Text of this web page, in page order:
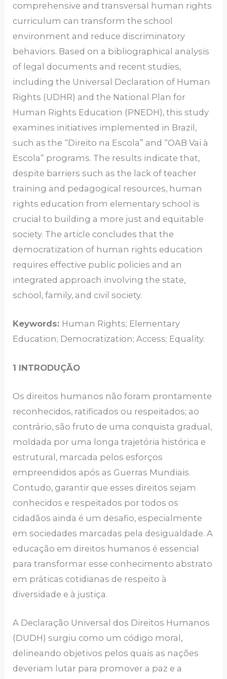
comprehensive and transversal human rights
curriculum can transform the school
environment and reduce discriminatory
behaviors. Based on a bibliographical analysis
of legal documents and recent studies,
including the Universal Declaration of Human
Rights (UDHR) and the National Plan for
Human Rights Education (PNEDH), this study
examines initiatives implemented in Brazil,
such as the “Direito na Escola” and “OAB Vai à
Escola” programs. The results indicate that,
despite barriers such as the lack of teacher
training and pedagogical resources, human
rights education from elementary school is
crucial to building a more just and equitable
society. The article concludes that the
democratization of human rights education
requires effective public policies and an
integrated approach involving the state,
school, family, and civil society.
Keywords: Human Rights; Elementary
Education; Democratization; Access; Equality.
1 INTRODUÇÃO
Os direitos humanos não foram prontamente
reconhecidos, ratificados ou respeitados; ao
contrário, são fruto de uma conquista gradual,
moldada por uma longa trajetória histórica e
estrutural, marcada pelos esforços
empreendidos após as Guerras Mundiais.
Contudo, garantir que esses direitos sejam
conhecidos e respeitados por todos os
cidadãos ainda é um desafio, especialmente
em sociedades marcadas pela desigualdade. A
educação em direitos humanos é essencial
para transformar esse conhecimento abstrato
em práticas cotidianas de respeito à
diversidade e à justiça.
A Declaração Universal dos Direitos Humanos
(DUDH) surgiu como um código moral,
delineando objetivos pelos quais as nações
deveriam lutar para promover a paz e a